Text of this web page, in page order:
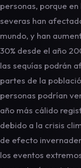
personas, porque
severas han
mundo, y han
30% desde el año
las sequías podrán
partes de la
personas podrían
año más cálido
debido a la crisis
de efecto
los eventos